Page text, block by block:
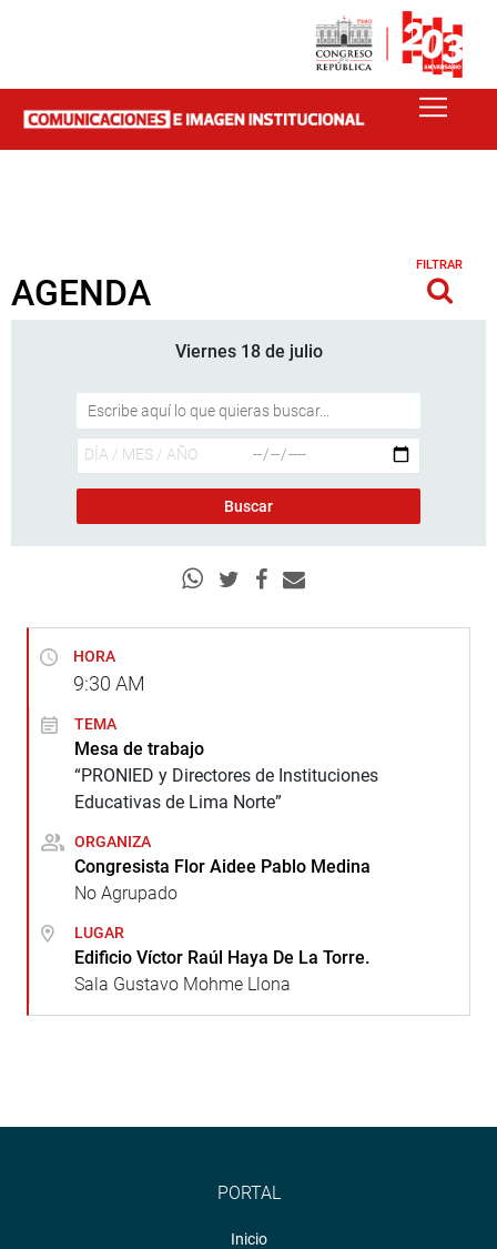
AGENDA
FILTRAR
Viernes 18 de julio
HORA
9:30 AM
TEMA
Mesa de trabajo
“PRONIED y Directores de Instituciones
Educativas de Lima Norte”
ORGANIZA
Congresista Flor Aidee Pablo Medina
No Agrupado
LUGAR
Edificio Víctor Raúl Haya De La Torre.
Sala Gustavo Mohme Llona
PORTAL
Inicio